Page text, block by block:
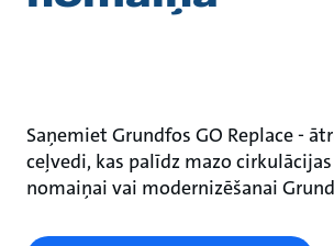
Saņemiet Grundfos GO Replace -
ceļvedi, kas palīdz mazo
nomaiņai vai modernizēšanai